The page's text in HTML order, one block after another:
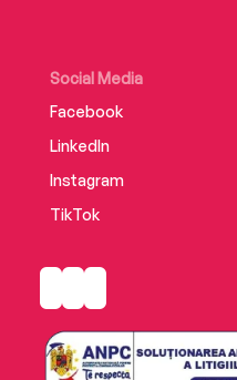
Social Media
Facebook
LinkedIn
Instagram
TikTok